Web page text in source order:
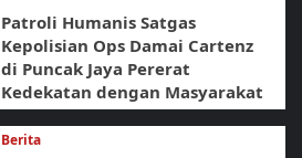
Patroli Humanis Satgas
Kepolisian Ops Damai Cartenz
di Puncak Jaya Pererat
Kedekatan dengan Masyarakat
Berita